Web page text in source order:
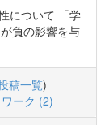
について 「学
負の影響を与
稿一覧)
ーク (2)